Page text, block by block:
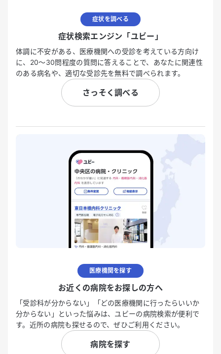
症状を調べる
症状検索エンジン「ユビー」
体調に不安がある、医療機関への受診を考えている方向け
に、20〜30問程度の質問に答えることで、あなたに関連性
のある病名や、適切な受診先を無料で調べられます。
さっそく調べる
医療機関を探す
お近くの病院をお探しの方へ
「受診科が分からない」「どの医療機関に行ったらいいか
分からない」といった悩みは、ユビーの病院検索が便利で
す。近所の病院も探せるので、ぜひご利用ください。
病院を探す